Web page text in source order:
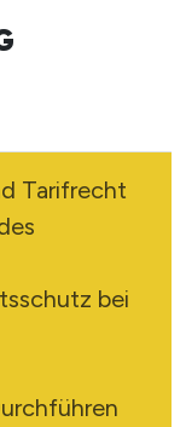
Tarifrecht
bei